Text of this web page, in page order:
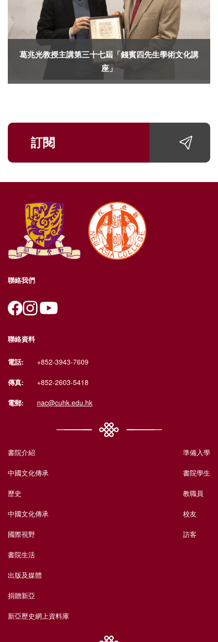
葛兆光教授主講第三十七屆「錢賓四先生學術文化講
座」
訂閱
聯絡我們
聯絡資料
電話: +852-3943-7609
傳真: +852-2603-5418
電郵: nac@cuhk.edu.hk
書院介紹
中國文化傳承
歷史
中國文化傳承
國際視野
書院生活
出版及媒體
捐贈新亞
新亞歷史網上資料庫
準備入學
書院學生
教職員
校友
訪客